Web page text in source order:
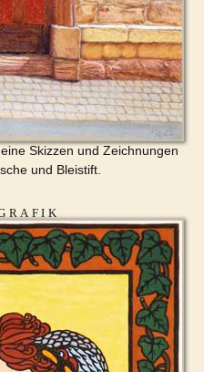
Skizzen und Zeichnungen
und Bleistift.